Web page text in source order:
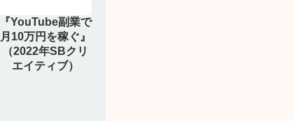
『YouTube副業で
月10万円を稼ぐ』
（2022年SBクリ
エイティブ）